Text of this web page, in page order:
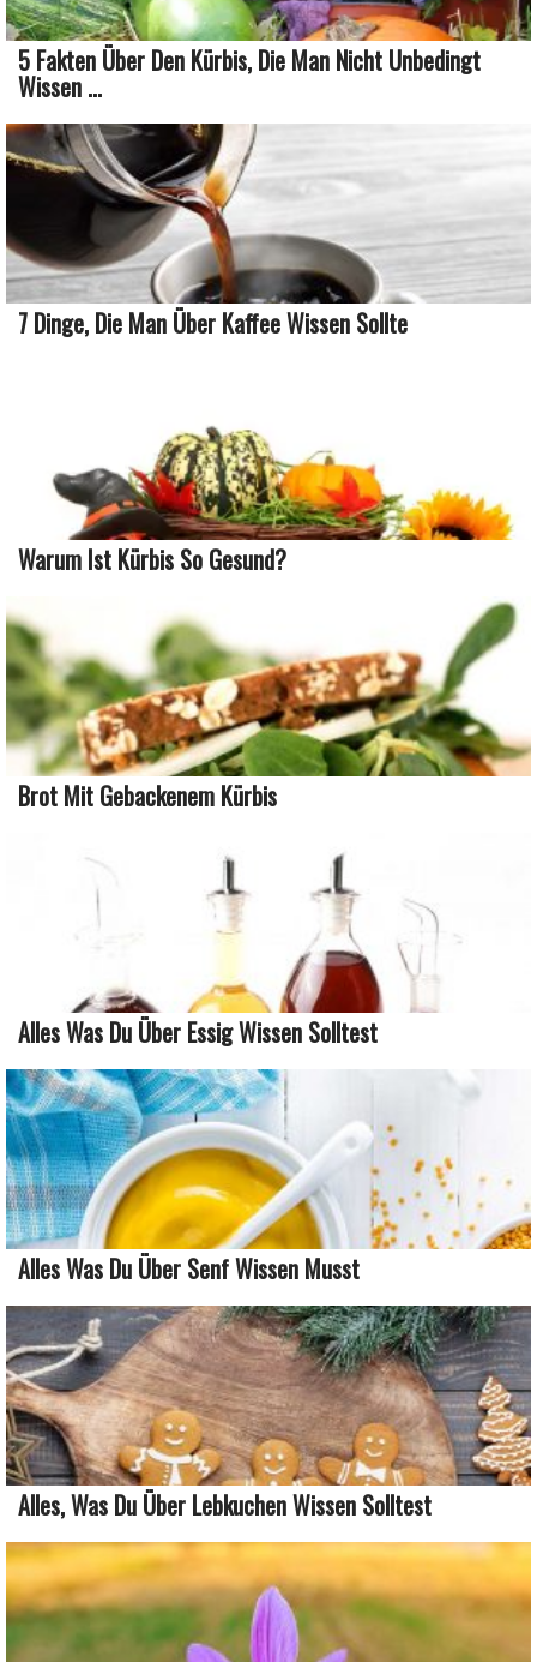
5 Fakten Über Den Kürbis, Die Man Nicht Unbedingt
Wissen ...
7 Dinge, Die Man Über Kaffee Wissen Sollte
Warum Ist Kürbis So Gesund?
Brot Mit Gebackenem Kürbis
Alles Was Du Über Essig Wissen Solltest
Alles Was Du Über Senf Wissen Musst
Alles, Was Du Über Lebkuchen Wissen Solltest